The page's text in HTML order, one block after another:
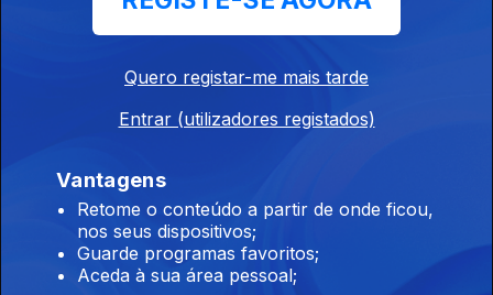
A História da
Quero registar-me mais tarde
Entrar (utilizadores registados)
Vantagens
Retome o conteúdo a partir de onde ficou,
nos seus dispositivos;
Guarde programas favoritos;
Aceda à sua área pessoal;